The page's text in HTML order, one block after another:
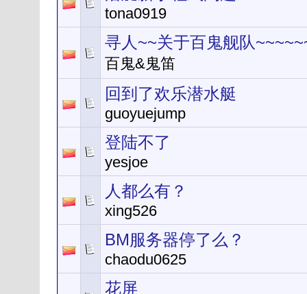
tona0919
寻人~~关于百鬼舰队
百鬼&鬼笛
回到了欢乐潜水艇
guoyuejump
登陆不了
yesjoe
人都么有？
xing526
BM服务器停了么？
chaodu0625
花屏